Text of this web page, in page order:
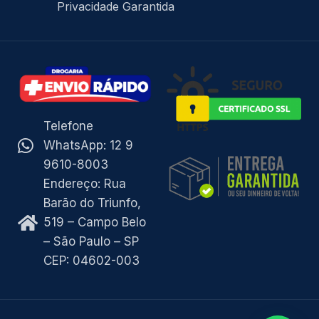
Privacidade Garantida
Telefone
WhatsApp: 12 9
9610-8003
Endereço: Rua
Barão do Triunfo,
519 – Campo Belo
– São Paulo – SP
CEP: 04602-003